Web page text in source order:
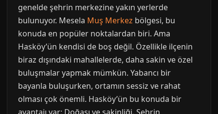
genelde şehrin merkezine yakın yerlerde
bulunuyor. Mesela Muş Merkez bölgesi, bu
konuda en popüler noktalardan biri. Ama
Hasköy’ün kendisi de boş değil. Özellikle ilçenin
biraz dışındaki mahallelerde, daha sakin ve özel
buluşmalar yapmak mümkün. Yabancı bir
bayanla buluşurken, ortamın sessiz ve rahat
olması çok önemli. Hasköy’ün bu konuda bir